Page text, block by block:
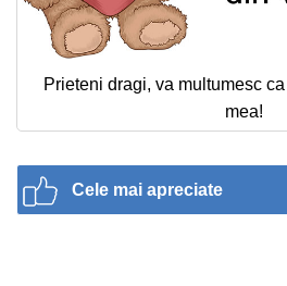
Prieteni dragi, va multumesc
mea!
Cele mai apreciate